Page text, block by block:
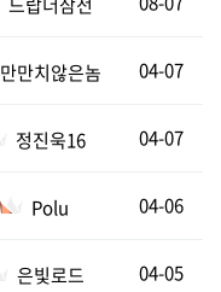
만만치않은놈 04-07
정진욱16 04-07
Polu 04-06
은빛로드 04-05